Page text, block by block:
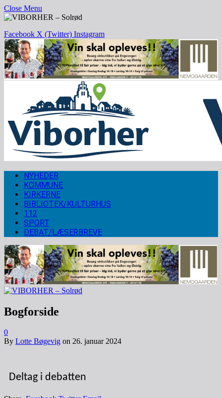
Close Menu
Facebook X (Twitter) Instagram
NYHEDER
KOMMUNE
KIRKERNE
BIBLIOTEK/KULTURHUS
112
SPORT
DEBAT/LÆSERBREVE
Bogforside
0
By Lotte Bøgevig on 26. januar 2024
Deltag i debatten